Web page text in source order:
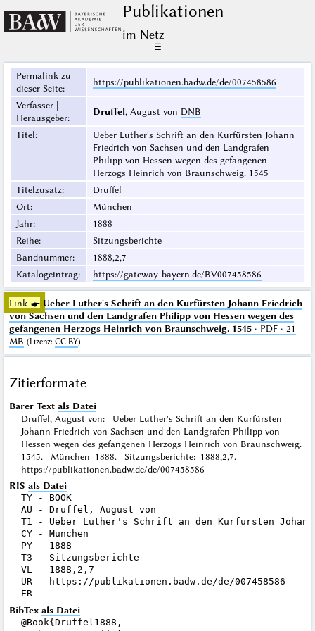
Publikationen
im Netz
☰
Permalink zu
dieser Seite:
https://publikationen.badw.de/de/007458586
Verfasser |
Herausgeber:
Druffel, August von DNB
Titel:
Ueber Luther's Schrift an den Kurfürsten Johann
Friedrich von Sachsen und den Landgrafen
Philipp von Hessen wegen des gefangenen
Herzogs Heinrich von Braunschweig. 1545
Titelzusatz:
Druffel
Ort:
München
Jahr:
1888
Reihe:
Sitzungsberichte
Bandnummer:
1888,2,7
Katalogeintrag: https://gateway-bayern.de/BV007458586
Link ☛ Ueber Luther's Schrift an den Kurfürsten Johann Friedrich
von Sachsen und den Landgrafen Philipp von Hessen wegen des
gefangenen Herzogs Heinrich von Braunschweig. 1545· PDF · 21
MB (Lizenz: CC BY)
Zitierformate
Barer Text als Datei
Druffel, August von: Ueber Luther's Schrift an den Kurfürsten
Johann Friedrich von Sachsen und den Landgrafen Philipp von
Hessen wegen des gefangenen Herzogs Heinrich von Braunschweig.
1545. München 1888. Sitzungsberichte: 1888,2,7.
https://publikationen.badw.de/de/007458586
RIS als Datei
TY - BOOK
AU - Druffel, August von
T1 - Ueber Luther's Schrift an den Kurfürsten Johann
CY - München
PY - 1888
T3 - Sitzungsberichte
VL - 1888,2,7
UR - https://publikationen.badw.de/de/007458586
BibTex als Datei
@Book{Druffel1888,